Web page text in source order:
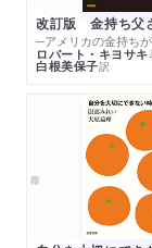
ロバート・キヨサキ
白根美保子訳